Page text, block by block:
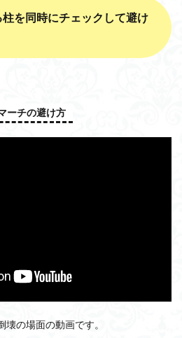
を同時にチェックして避け
ーチの避け方
の場面の動画です。